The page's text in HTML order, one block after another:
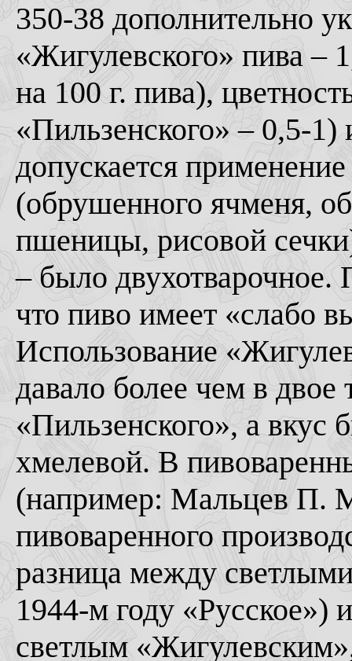
350-38 дополнительно
«Жигулевского» пива –
на 100 г. пива),
«Пильзенского» – 0,5-1)
допускается
(обрушенного ячменя,
пшеницы, рисовой
– было двухотварочное.
что пиво имеет «слабо
Использование
давало более чем в
«Пильзенского», а вкус
хмелевой. В
(например: Мальцев П.
пивоваренного
разница между
1944-м году «Русское»)
светлым